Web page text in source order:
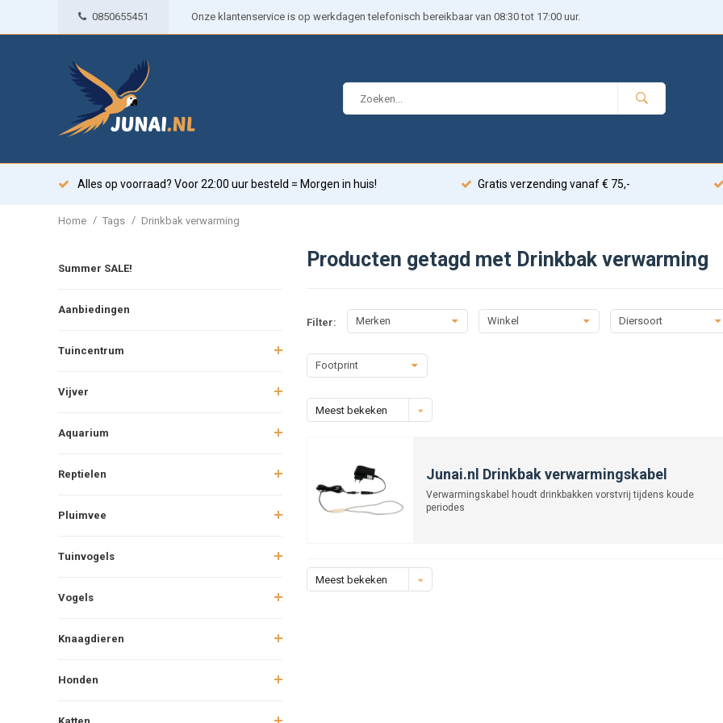
0850655451 Onze klantenservice is op werkdagen telefonisch bereikbaar van 08:30 tot 17:00 uur.
Alles op voorraad? Voor 22:00 uur besteld = Morgen in huis! Gratis verzending vanaf € 75,-
Home / Tags / Drinkbak verwarming
Summer SALE!
Aanbiedingen
Tuincentrum
Vijver
Aquarium
Reptielen
Pluimvee
Tuinvogels
Vogels
Knaagdieren
Honden
Producten getagd met Drinkbak verwarming
Filter: Merken Winkel Diersoort
Footprint
Meest bekeken
Junai.nl Drinkbak verwarmingskabel
Verwarmingskabel houdt drinkbakken vorstvrij tijdens koude
periodes
Meest bekeken